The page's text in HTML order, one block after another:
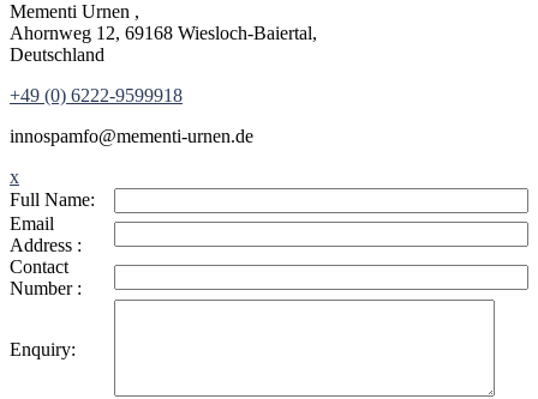
Mementi Urnen ,
Ahornweg 12, 69168 Wiesloch-Baiertal,
Deutschland
+49 (0) 6222-9599918
innospamfo@mementi-urnen.de
x
Full Name:
Email
Address :
Contact
Number :
Enquiry: